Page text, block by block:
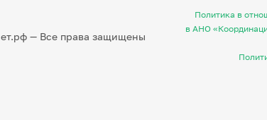
— Все права защищены
Политика в
в АНО